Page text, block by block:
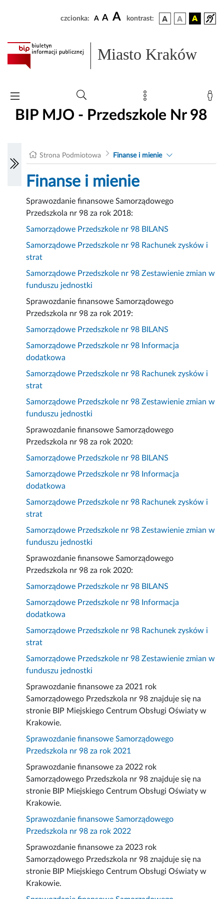
czcionka: A A A kontrast:
Miasto Kraków
BIP MJO - Przedszkole Nr 98
Strona Podmiotowa Finanse i mienie
Finanse i mienie
Sprawozdanie finansowe Samorządowego
Przedszkola nr 98 za rok 2018:
Samorządowe Przedszkole nr 98 BILANS
Samorządowe Przedszkole nr 98 Rachunek zysków i
strat
Samorządowe Przedszkole nr 98 Zestawienie zmian w
funduszu jednostki
Sprawozdanie finansowe Samorządowego
Przedszkola nr 98 za rok 2019:
Samorządowe Przedszkole nr 98 BILANS
Samorządowe Przedszkole nr 98 Informacja
dodatkowa
Samorządowe Przedszkole nr 98 Rachunek zysków i
strat
Samorządowe Przedszkole nr 98 Zestawienie zmian w
funduszu jednostki
Sprawozdanie finansowe Samorządowego
Przedszkola nr 98 za rok 2020:
Samorządowe Przedszkole nr 98 BILANS
Samorządowe Przedszkole nr 98 Informacja
dodatkowa
Samorządowe Przedszkole nr 98 Rachunek zysków i
strat
Samorządowe Przedszkole nr 98 Zestawienie zmian w
funduszu jednostki
Sprawozdanie finansowe Samorządowego
Przedszkola nr 98 za rok 2020:
Samorządowe Przedszkole nr 98 BILANS
Samorządowe Przedszkole nr 98 Informacja
dodatkowa
Samorządowe Przedszkole nr 98 Rachunek zysków i
strat
Samorządowe Przedszkole nr 98 Zestawienie zmian w
funduszu jednostki
Sprawozdanie finansowe za 2021 rok
Samorządowego Przedszkola nr 98 znajduje się na
stronie BIP Miejskiego Centrum Obsługi Oświaty w
Krakowie.
Sprawozdanie finansowe Samorządowego
Przedszkola nr 98 za rok 2021
Sprawozdanie finansowe za 2022 rok
Samorządowego Przedszkola nr 98 znajduje się na
stronie BIP Miejskiego Centrum Obsługi Oświaty w
Krakowie.
Sprawozdanie finansowe Samorządowego
Przedszkola nr 98 za rok 2022
Sprawozdanie finansowe za 2023 rok
Samorządowego Przedszkola nr 98 znajduje się na
stronie BIP Miejskiego Centrum Obsługi Oświaty w
Krakowie.